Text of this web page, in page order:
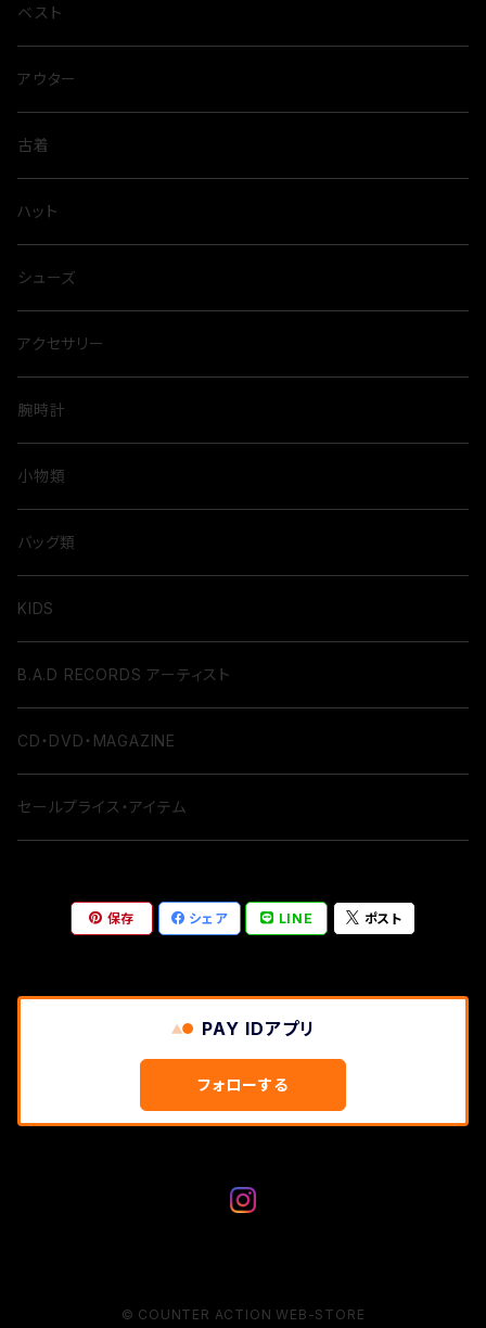
ベスト
アウター
古着
ハット
シューズ
アクセサリー
腕時計
小物類
バッグ類
KIDS
B.A.D RECORDS アーティスト
CD・DVD・MAGAZINE
セールプライス・アイテム
保存 シェア LINE ポスト
PAY IDアプリ
フォローする
© COUNTER ACTION WEB-STORE